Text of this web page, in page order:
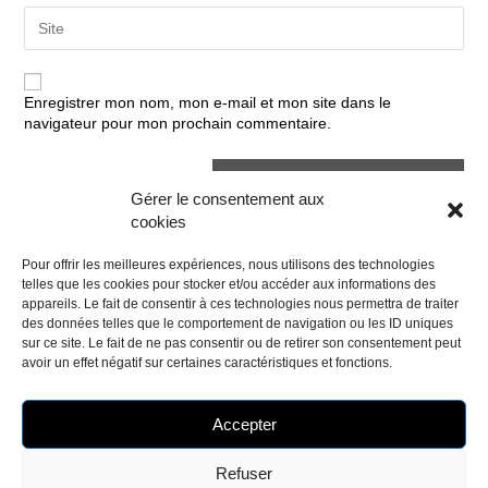
Gérer le consentement aux
cookies
Pour offrir les meilleures expériences, nous utilisons des technologies
telles que les cookies pour stocker et/ou accéder aux informations des
appareils. Le fait de consentir à ces technologies nous permettra de traiter
des données telles que le comportement de navigation ou les ID uniques
sur ce site. Le fait de ne pas consentir ou de retirer son consentement peut
avoir un effet négatif sur certaines caractéristiques et fonctions.
Accepter
Refuser
comment
address
comment
your
URL
(optional)
Enregistrer mon nom, mon e-mail et mon site dans le
navigateur pour mon prochain commentaire.